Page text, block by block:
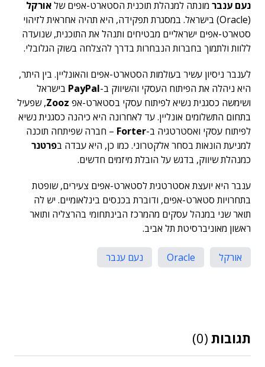
נעם ענבר מונתה למנהלת תוכנית הסטארט-אפים שלאורקל
(Oracle) בישראל. במסגרת תפקידה, היא תהיה אחראית לזיהוי
סטארט-אפים ישראליים מבטיחים ותנהל את התוכנית, שנועדה
ללוות ולתמוך בחברות הנבחרות בדרך להצלחה בשוק הגלובלי.
לענבר ניסיון עשיר בעולמות הסטארט-אפים והאונליין. בין היתר,
היא ניהלה את הפיתוח העסקי והשיווק ב-PayPal בישראל
ושימשה כסגנית נשיא לפיתוח עסקי בסטארט-אפ Zooz, שפעיל
בתחום התשלומים אונליין. עד לאחרונה היא כיהנה כסגנית נשיא
לפיתוח עסקי ואסטרטגיה ב-Forter – חברה שפיתחה תוכנה
למניעת הונאות בסחר אלקטרוני. כמו כן, היא עבדה בפרטנר
כמנהלת שיווק, בדגש על הובלת מיזמים חדשים.
ענבר היא יועצת אסטרטגית לסטארט-אפים צעירים, שופטת
בתחרויות סטארט-אפים, ודוברת בכנסים בינלאומיים. יש לה
תואר שני במנהל עסקים מהמרכז הבינתחומי בהרצליה ותואר
ראשון מאוניברסיטת תל אביב.
אורקל Oracle נעם ענבר
תגובות (0)